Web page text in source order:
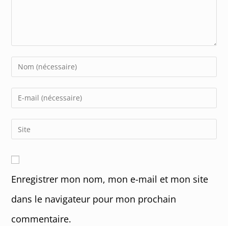
Enter
your
name
or
to
comment
Enter
your
email
address
to
Enter
your
website
(optional)
Enregistrer mon nom, mon e-mail et mon site
dans le navigateur pour mon prochain
commentaire.